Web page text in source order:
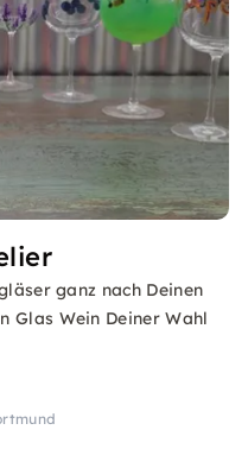
ganz nach Deinen
Glas Wein Deiner Wahl